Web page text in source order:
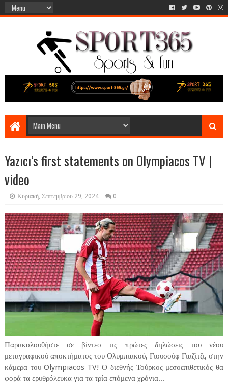
Yazıcı’s first statements on Olympiacos TV |
video
Κυριακή, Σεπτεμβρίου 29, 2024 0
Παρακολουθήστε σε βίντεο τις πρώτες δηλώσεις του νέου
μεταγραφικού αποκτήματος του Ολυμπιακού, Γιουσούφ Γιαζίτζι, στην
κάμερα του Olympiacos TV! Ο διεθνής Τούρκος μεσοεπιθετικός θα
φορά τα ερυθρόλευκα για τα τρία επόμενα χρόνια...